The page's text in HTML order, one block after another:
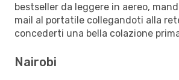
bestseller da leggere in aereo,
mail al portatile collegandoti alla
concederti una bella colazione
Nairobi